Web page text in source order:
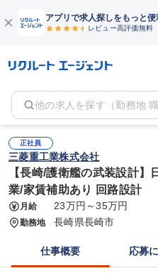
アプリで求人探しをもっと便
レビュー高評価無料
他の求人を探す（勤務地
正社員
三菱重工業株式会社
【長崎/護衛艦の武装設計
業/家賃補助あり 回路設計
月給 23万円～35万円
勤務地 長崎県長崎市
仕事概要 応募